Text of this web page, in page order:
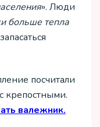
». Люди
больше тепла
посчитали
крепостными.
валежник.